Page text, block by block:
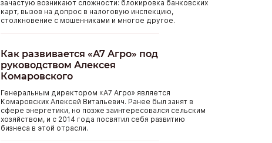
зачастую возникают сложности: блокировка банковских
карт, вызов на допрос в налоговую инспекцию,
столкновение с мошенниками и многое другое.
Как развивается «А7 Агро» под
руководством Алексея
Комаровского
Генеральным директором «А7 Агро» является
Комаровских Алексей Витальевич. Ранее был занят в
сфере энергетики, но позже заинтересовался сельским
хозяйством, и с 2014 года посвятил себя развитию
бизнеса в этой отрасли.